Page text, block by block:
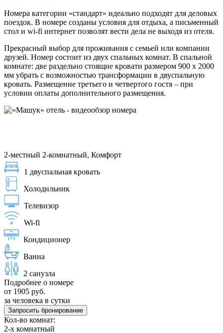
Номера категории «стандарт» идеально подходят для деловых
поездок. В номере созданы условия для отдыха, а письменный
стол и wi-fi интернет позволят вести дела не выходя из отеля.
Прекрасный выбор для проживания с семьей или компании
друзей. Номер состоит из двух спальных комнат. В спальной
комнате: две раздельно стоящие кровати размером 900 х 2000
мм убрать с возможностью трансформации в двуспальную
кровать. Размещение третьего и четвертого гостя – при
условии оплаты дополнительного размещения.
2-местный 2-комнатный, Комфорт
1 двуспальная кровать
Холодильник
Телевизор
Wi-fi
Кондиционер
Ванна
2 санузла
Подробнее о номере
от 1905 руб.
за человека в сутки
Запросить бронирование
Кол-во комнат:
2-х комнатный